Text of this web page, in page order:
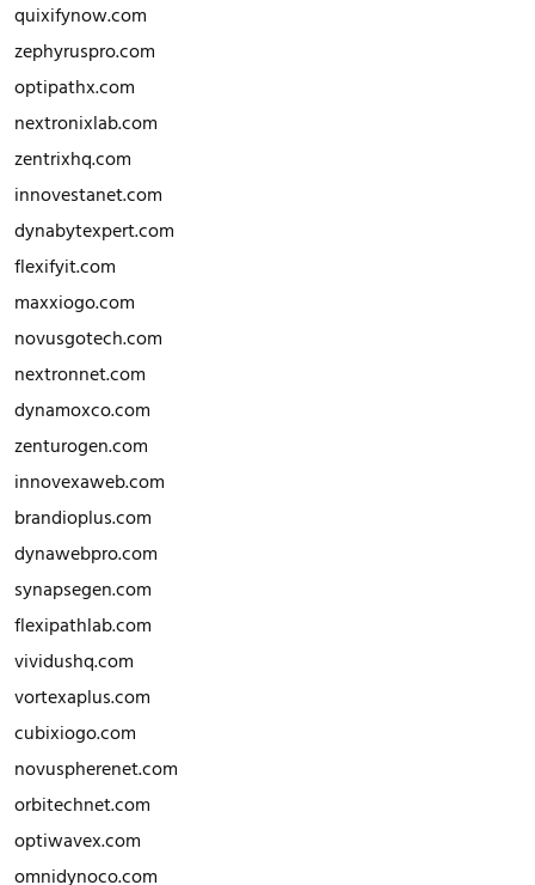
quixifynow.com
zephyruspro.com
optipathx.com
nextronixlab.com
zentrixhq.com
innovestanet.com
dynabytexpert.com
flexifyit.com
maxxiogo.com
novusgotech.com
nextronnet.com
dynamoxco.com
zenturogen.com
innovexaweb.com
brandioplus.com
dynawebpro.com
synapsegen.com
flexipathlab.com
vividushq.com
vortexaplus.com
cubixiogo.com
novuspherenet.com
orbitechnet.com
optiwavex.com
omnidynoco.com